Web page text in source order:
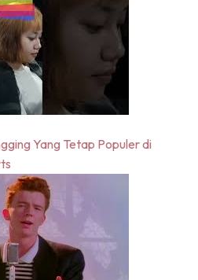
Yang Tetap Populer di